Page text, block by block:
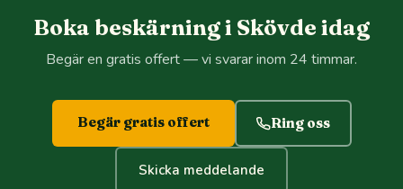
Boka beskärning i Skövde idag
Begär en gratis offert — vi svarar inom 24 timmar.
Begär gratis offert Ring oss
Skicka meddelande